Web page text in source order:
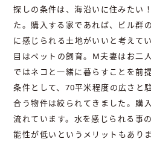
探しの条件は、海沿いに住みたい
た。購入する家であれば、ビル群
に感じられる土地がいいと考えて
目はペットの飼育。M夫妻はお二
ではネコと一緒に暮らすことを前
条件として、70平米程度の広さと
合う物件は絞られてきました。購
流れています。水を感じられる事
能性が低いというメリットもあり